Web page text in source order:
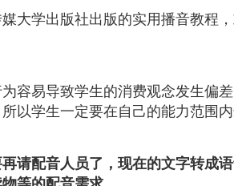
大学出版社出版的实用播音教程
容易导致学生的消费观念发生偏
以学生一定要在自己的能力范围
请配音人员了，现在的文字转成